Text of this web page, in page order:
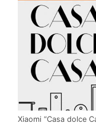
Xiaomi “Casa dolce